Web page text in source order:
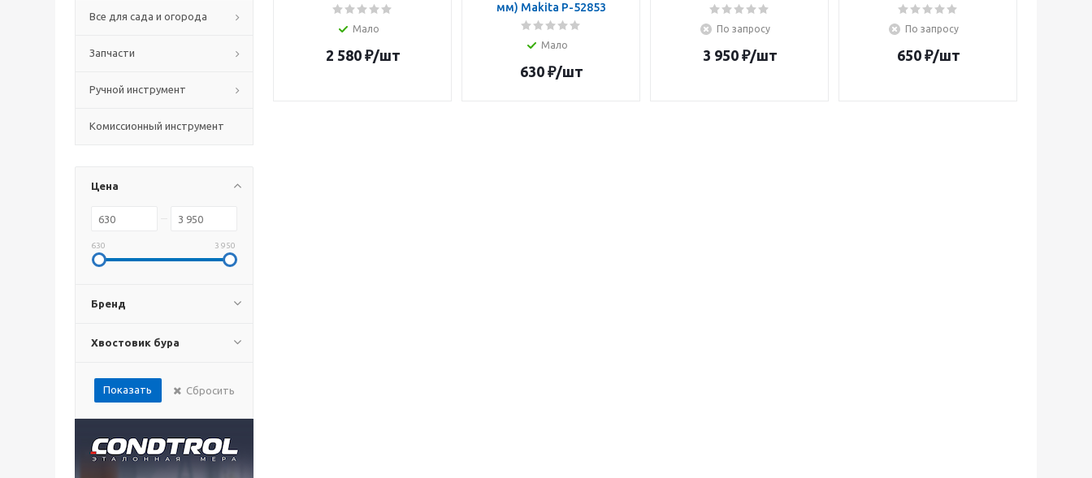
Все для сада и огорода
Запчасти
Ручной инструмент
Комиссионный инструмент
Цена
630 3 950
Бренд
Хвостовик бура
Показать Сбросить
Мало
2 580₽/шт
мм) Makita P-52853
Мало
630₽/шт
По запросу
3 950₽/шт
По запросу
650₽/шт